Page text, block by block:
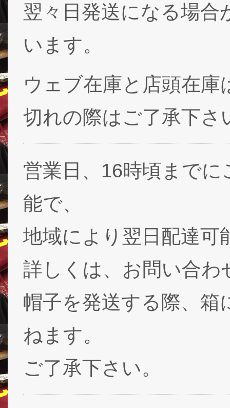
翌々日発送になる場
います。
ウェブ在庫と店頭在
切れの際はご了承下さ
営業日、16時頃まで
能で、
地域により翌日配達可
詳しくは、お問い合わ
帽子を発送する際、箱
ねます。
ご了承下さい。